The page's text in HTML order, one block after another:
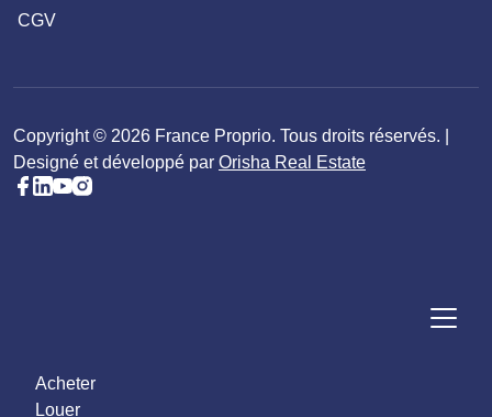
CGV
Copyright © 2026 France Proprio. Tous droits réservés. |
Designé et développé par Orisha Real Estate
Acheter
Louer